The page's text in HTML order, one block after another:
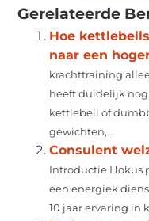
Gerelateerde
Hoe
naar een
krachttraining
heeft duidelijk
kettlebell of
gewichten,...
Consulent
Introductie Hokus
een energiek
10 jaar ervaring in